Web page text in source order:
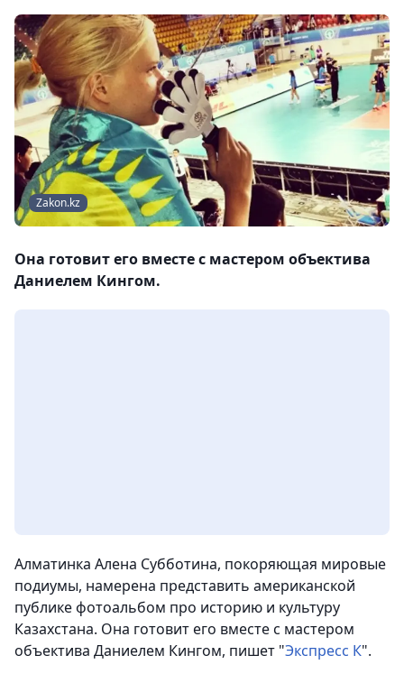
Zakon.kz
Она готовит его вместе с мастером объектива
Даниелем Кингом.
Алматинка Алена Субботина, покоряющая мировые
подиумы, намерена представить американской
публике фотоальбом про историю и культуру
Казахстана. Она готовит его вместе с мастером
объектива Даниелем Кингом, пишет "Экспресс К".